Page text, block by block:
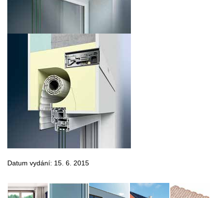
Datum vydání: 15. 6. 2015